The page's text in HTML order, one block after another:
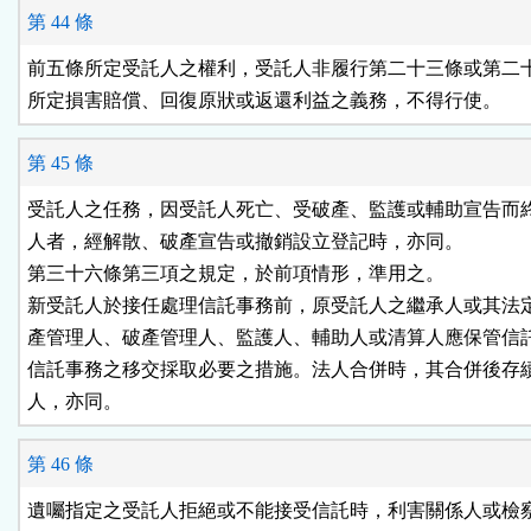
第 44 條
前五條所定受託人之權利，受託人非履行第二十三條或第二
所定損害賠償、回復原狀或返還利益之義務，不得行使。
第 45 條
受託人之任務，因受託人死亡、受破產、監護或輔助宣告而
人者，經解散、破產宣告或撤銷設立登記時，亦同。
第三十六條第三項之規定，於前項情形，準用之。
新受託人於接任處理信託事務前，原受託人之繼承人或其法
產管理人、破產管理人、監護人、輔助人或清算人應保管信
信託事務之移交採取必要之措施。法人合併時，其合併後存
人，亦同。
第 46 條
遺囑指定之受託人拒絕或不能接受信託時，利害關係人或檢